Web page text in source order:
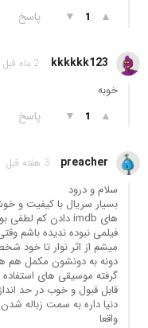
▲
1
▼ پاسخ
kkkkkk123 2 ماه قبل
خوبه
▲
1
▼ پاسخ
preacher 3 هفته قبل
سلام و درود
فیلمی نبوده ندیده باشم
دونه به دونشون مکمل هم
دنیا داره به سمت زباله
واقعا